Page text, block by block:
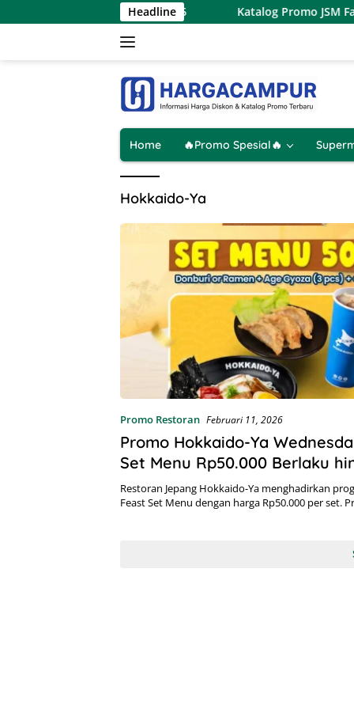
ke
Headline
Terbaru 7 – 9 Agustus 2026 Katalog Promo JSM
Home 🔥Promo Spesial🔥
Hokkaido-Ya
Promo Restoran Februari 11, 2026
Promo Hokkaido-Ya
Set Menu Rp50.000 Berlaku
Februari 2026
Restoran Jepang Hokkaido-Ya menghadirkan
Feast Set Menu dengan harga Rp50.000 per set.